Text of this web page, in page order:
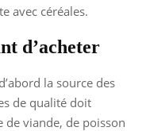
avec céréales.
d’acheter
la source des
de qualité doit
viande, de poisson